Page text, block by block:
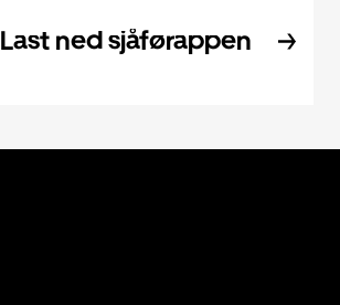
Last ned sjåførappen